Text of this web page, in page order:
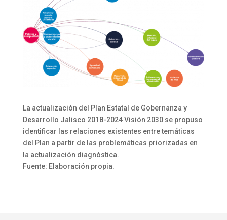
La actualización del Plan Estatal de Gobernanza y
Desarrollo Jalisco 2018-2024 Visión 2030 se propuso
identificar las relaciones existentes entre temáticas
del Plan a partir de las problemáticas priorizadas en
la actualización diagnóstica.
Fuente: Elaboración propia.